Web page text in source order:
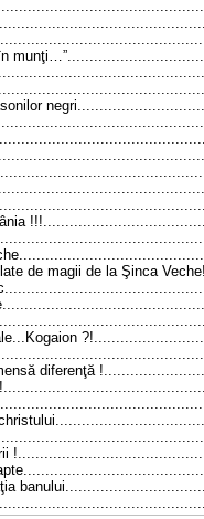
magii de la Şinca
diferenţă